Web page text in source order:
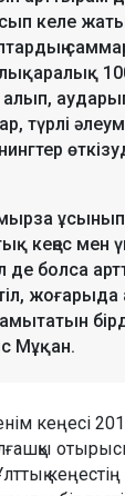
келе
алып,
түрлі
ұсынып,
кеңес мен
де болса
Мұқан.
кеңесі